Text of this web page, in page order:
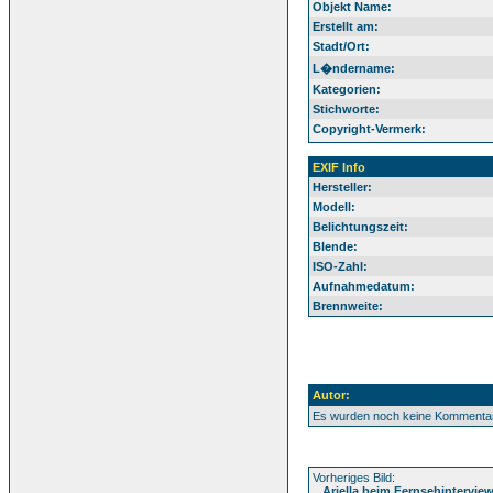
Objekt Name:
Erstellt am:
Stadt/Ort:
L�ndername:
Kategorien:
Stichworte:
Copyright-Vermerk:
EXIF Info
Hersteller:
Modell:
Belichtungszeit:
Blende:
ISO-Zahl:
Aufnahmedatum:
Brennweite:
Autor:
Es wurden noch keine
Vorheriges Bild: